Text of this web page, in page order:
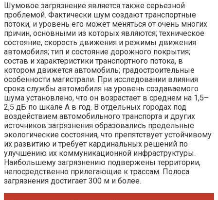
Шумовое загрязнение является также серьезной
проблемой. Фактически шум создают транспортные
потоки, и уровень его может меняться от очень многих
причин, основными из которых являются; техническое
состояние, скорость движения и режимы движения
автомобиля; тип и состояние дорожного покрытия;
состав и характеристики транспортного потока, в
котором движется автомобиль; градостроительные
особенности магистрали. При исследовании влияния
срока службы автомобиля на уровень создаваемого
шума установлено, что он возрастает в среднем на 1,5–
2,5 дБ по шкале А в год. В отдельных городах под
воздействием автомобильного транспорта и других
источников загрязнения образовались предельные
экологические состояния, что препятствует устойчивому
их развитию и требует кардинальных решений по
улучшению их коммуникационной инфраструктуры.
Наибольшему загрязнению подвержены территории,
непосредственно прилегающие к трассам. Полоса
загрязнения достигает 300 м и более.